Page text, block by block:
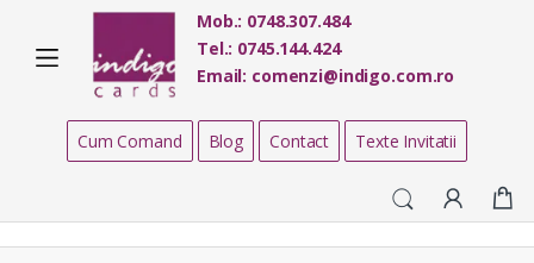
navigation
content
Mob.: 0748.307.484
Tel.: 0745.144.424
Email: comenzi@indigo.com.ro
Cum Comand Blog Contact Texte Invitatii